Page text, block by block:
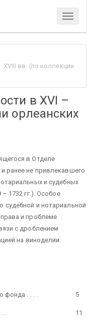
Меню
XVIII вв. (по коллекции
в XVI –
орлеанских
в Отделе
ранее не привлекавшего
и судебных
1732 гг.). Особое
судебной и нотариальной
и проблеме
с дроблением
на виноделии.
фонда . . . . 5
. . 11